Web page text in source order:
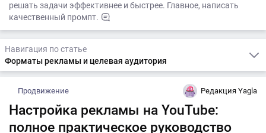
решать задачи эффективнее и быстрее. Главное, написать
качественный промпт.
Навигация по статье
Форматы рекламы и целевая аудитория
Продвижение Редакция Yagla
Настройка рекламы на YouTube:
полное практическое руководство